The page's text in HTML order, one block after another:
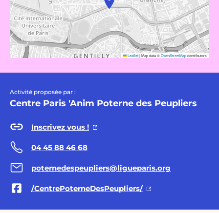
Leaflet|Map data ©OpenStreetMapcontributors
Activité proposée par :
Centre Paris 'Anim Poterne des Peupliers
Inscrivez vous !
04 45 88 46 68
poternedespeupliers@ligueparis.org
/CentrePoterneDesPeupliers/